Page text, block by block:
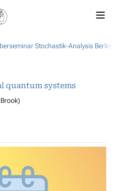
Stochastik-Analysis
quantum systems